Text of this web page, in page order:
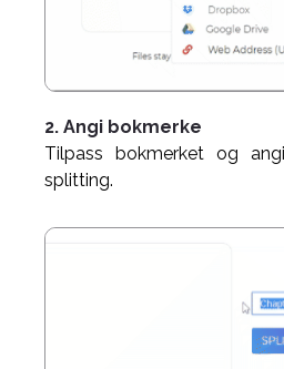
2. Angi bokmerke
Tilpass bokmerket og
splitting.